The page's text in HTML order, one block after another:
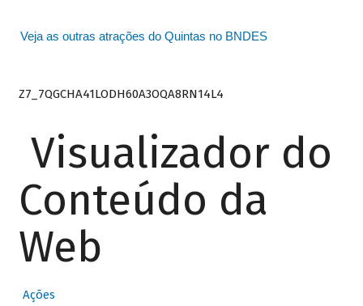
Veja as outras atrações do Quintas no BNDES
Z7_7QGCHA41LODH60A3OQA8RN14L4
Visualizador do
Conteúdo da
Web
Ações